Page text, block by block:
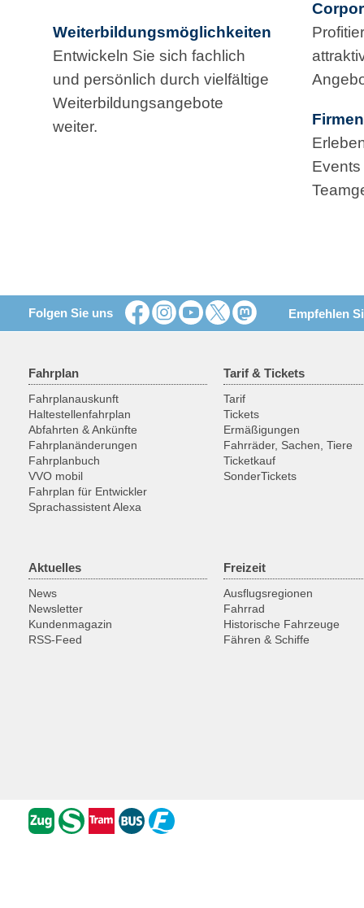
Weiterbildungsmöglichkeiten
Entwickeln Sie sich fachlich
und persönlich durch vielfältige
Weiterbildungsangebote
weiter.
Folgen Sie uns Empfehlen
Fahrplan
Fahrplanauskunft
Haltestellenfahrplan
Abfahrten & Ankünfte
Fahrplanänderungen
Fahrplanbuch
VVO mobil
Fahrplan für Entwickler
Sprachassistent Alexa
Tarif & Tickets
Tarif
Tickets
Ermäßigungen
Fahrräder, Sachen, Tiere
Ticketkauf
SonderTickets
Aktuelles
News
Newsletter
Kundenmagazin
RSS-Feed
Freizeit
Ausflugsregionen
Fahrrad
Historische Fahrzeuge
Fähren & Schiffe